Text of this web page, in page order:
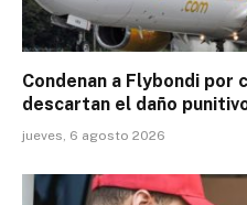
Condenan a Flybondi por
descartan el daño
jueves, 6 agosto 2026